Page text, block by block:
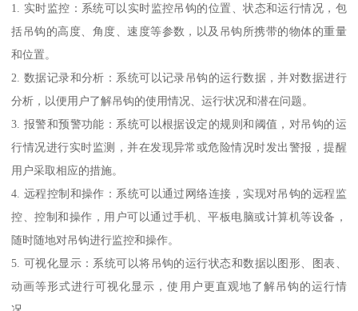
1. 实时监控：系统可以实时监控吊钩的位置、状态和运行情况，包
括吊钩的高度、角度、速度等参数，以及吊钩所携带的物体的重量
和位置。
2. 数据记录和分析：系统可以记录吊钩的运行数据，并对数据进行
分析，以便用户了解吊钩的使用情况、运行状况和潜在问题。
3. 报警和预警功能：系统可以根据设定的规则和阈值，对吊钩的运
行情况进行实时监测，并在发现异常或危险情况时发出警报，提醒
用户采取相应的措施。
4. 远程控制和操作：系统可以通过网络连接，实现对吊钩的远程监
控、控制和操作，用户可以通过手机、平板电脑或计算机等设备，
随时随地对吊钩进行监控和操作。
5. 可视化显示：系统可以将吊钩的运行状态和数据以图形、图表、
动画等形式进行可视化显示，使用户更直观地了解吊钩的运行情